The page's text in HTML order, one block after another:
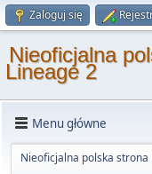
Zaloguj się
Nieoficjalna
Lineage 2
Menu główne
Nieoficjalna polska strona